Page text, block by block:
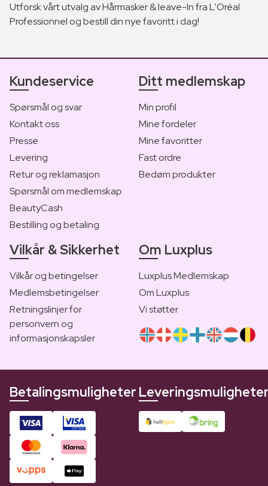
Utforsk vårt utvalg av Hårmasker & leave-In fra L'Oréal
Professionnel og bestill din nye favoritt i dag!
Kundeservice
Spørsmål og svar
Kontakt oss
Presse
Levering
Retur og reklamasjon
Spørsmål om medlemskap
BeautyCash
Bestilling og betaling
Ditt medlemskap
Min profil
Mine fordeler
Mine favoritter
Fast ordre
Bedøm produkter
Vilkår & Sikkerhet
Vilkår og betingelser
Medlemsbetingelser
Retningslinjer for
personvern og
informasjonskapsler
Om Luxplus
Luxplus Medlemskap
Om Luxplus
Vi støtter
Betalingsmuligheter